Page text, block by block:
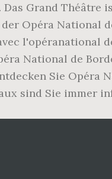
Grand Théâtre
Opéra National
l'opéranational
National de
Sie Opéra
sind Sie immer